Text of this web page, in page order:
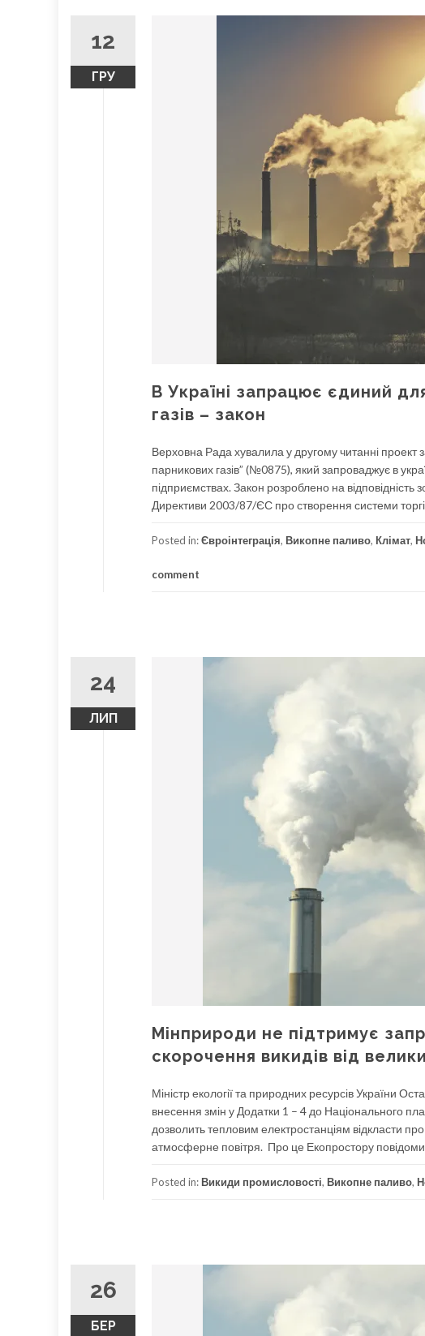
12
ГРУ
В Україні запрацює єдиний
газів – закон
Верховна Рада хувалила у другому читанні проект
парникових газів” (№0875), який запроваджує в
підприємствах. Закон розроблено на
Директиви 2003/87/ЄС про створення системи
Posted in:Євроінтеграція, Викопне паливо, Клімат,
comment
24
ЛИП
Мінприроди не підтримує
скорочення викидів від
Міністр екології та природних ресурсів України
внесення змін у Додатки 1 – 4 до Національного
дозволить тепловим електростанціям відкласти
атмосферне повітря. Про це Екопростору
Posted in: Викиди промисловості, Викопне паливо,
26
БЕР